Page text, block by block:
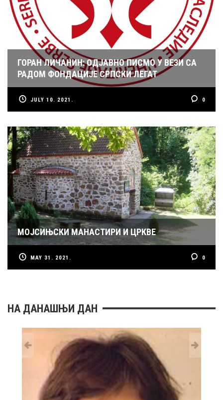
ГОРАН ЛИЧАНИН: ОДЈАВНО ПИСМО У ВЕЗИ СА
РАДОМ ФОНДАЦИЈЕ СРПСКИ ЛЕГАТ
JULY 10. 2021. 0
МОЈСИЊСКИ МАНАСТИРИ И ЦРКВЕ
MAY 31. 2021. 0
НА ДАНАШЊИ ДАН